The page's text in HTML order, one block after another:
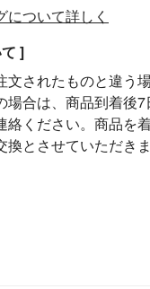
ついて詳しく
]
文されたものと違う
場合は、商品到着後
絡ください。商品を
とさせていただきま